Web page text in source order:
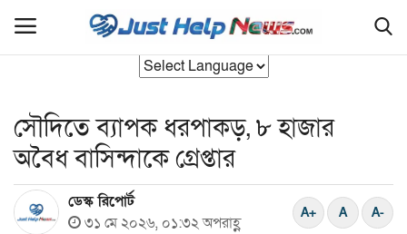
হোম
বাংলাদেশ
যুক্তরাজ‍্য
সৌদিতে ব্যাপক ধরপাকড়, ৮ হাজার
অবৈধ বাসিন্দাকে গ্রেপ্তার
ডেস্ক রিপোর্ট
৩১ মে ২০২৬, ০১:৩২ অপরাহ্ণ